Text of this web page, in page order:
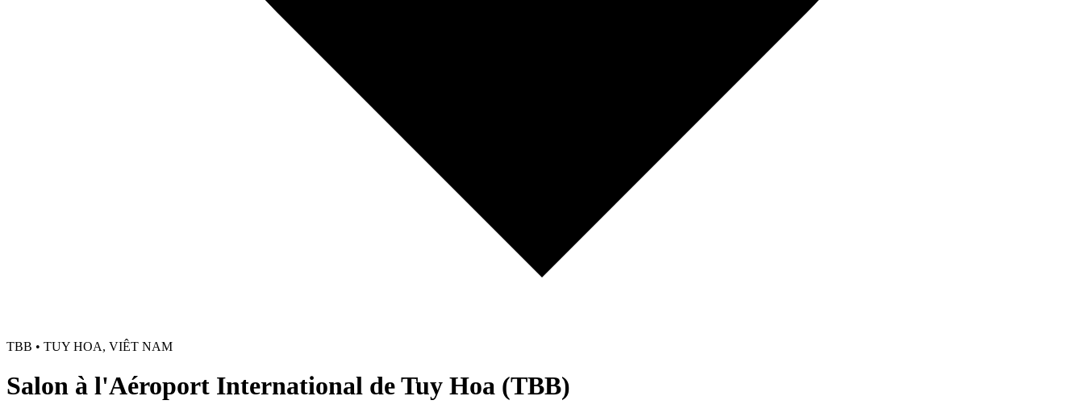
TBB • TUY HOA, VIÊT NAM
Salon à l'Aéroport International de Tuy Hoa (TBB)